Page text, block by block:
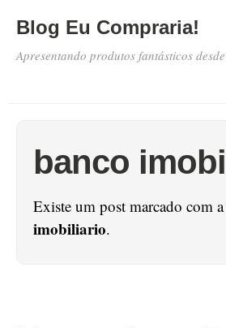
Blog Eu Compraria!
Apresentando produtos fantásticos
banco
Existe um post marcado com
imobiliario.